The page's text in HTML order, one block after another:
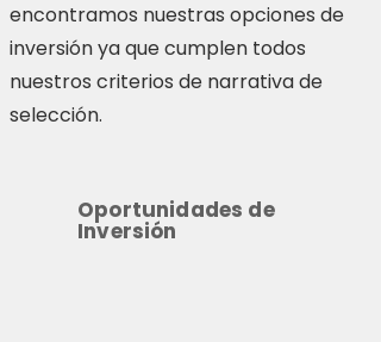
encontramos nuestras opciones de
inversión ya que cumplen todos
nuestros criterios de narrativa de
selección.
Oportunidades de
Inversión